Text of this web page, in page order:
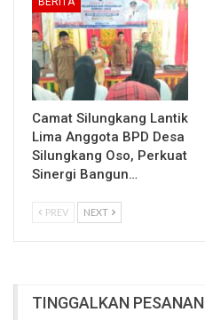
Camat Silungkang Lantik
Lima Anggota BPD Desa
Silungkang Oso, Perkuat
Sinergi Bangun…
PREV NEXT
TINGGALKAN PESANAN